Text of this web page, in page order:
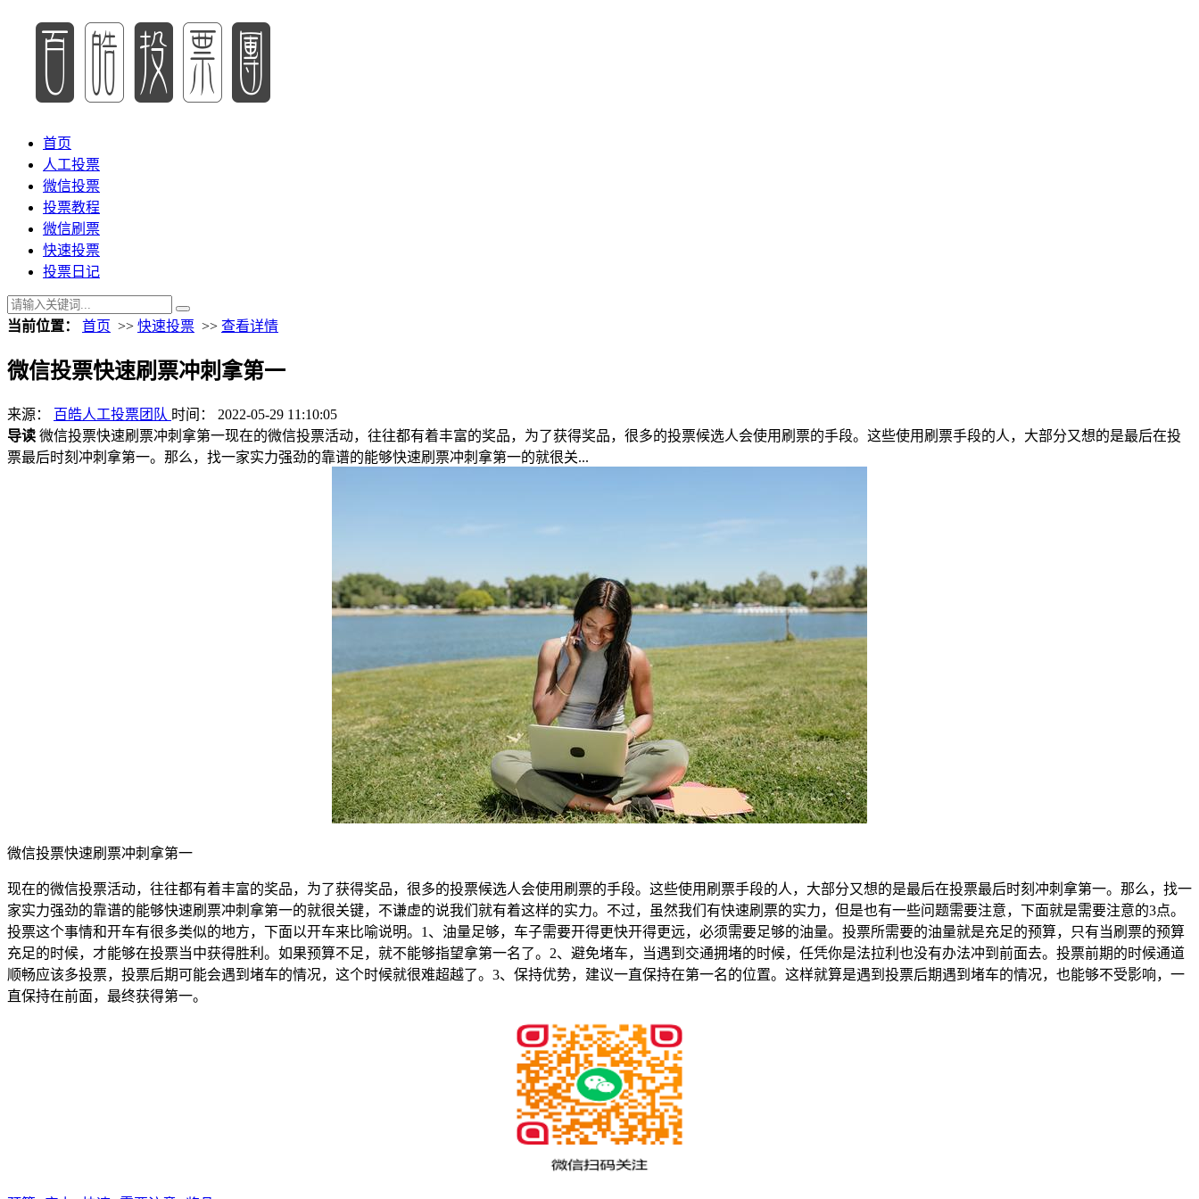
首页
人工投票
微信投票
投票教程
微信刷票
快速投票
投票日记
当前位置： 首页 >> 快速投票 >> 查看详情
微信投票快速刷票冲刺拿第一
来源： 百皓人工投票团队 时间： 2022-05-29 11:10:05
导读 微信投票快速刷票冲刺拿第一现在的微信投票活动，往往都有着丰富的奖品，为了获得奖品，很多的投票候选人会使用刷票的手段。这些使用刷票手段的人，大部分又想的是最后在投
票最后时刻冲刺拿第一。那么，找一家实力强劲的靠谱的能够快速刷票冲刺拿第一的就很关...
微信投票快速刷票冲刺拿第一
现在的微信投票活动，往往都有着丰富的奖品，为了获得奖品，很多的投票候选人会使用刷票的手段。这些使用刷票手段的人，大部分又想的是最后在投票最后时刻冲刺拿第一。那么，找一
家实力强劲的靠谱的能够快速刷票冲刺拿第一的就很关键，不谦虚的说我们就有着这样的实力。不过，虽然我们有快速刷票的实力，但是也有一些问题需要注意，下面就是需要注意的3点。
投票这个事情和开车有很多类似的地方，下面以开车来比喻说明。1、油量足够，车子需要开得更快开得更远，必须需要足够的油量。投票所需要的油量就是充足的预算，只有当刷票的预算
充足的时候，才能够在投票当中获得胜利。如果预算不足，就不能够指望拿第一名了。2、避免堵车，当遇到交通拥堵的时候，任凭你是法拉利也没有办法冲到前面去。投票前期的时候通道
顺畅应该多投票，投票后期可能会遇到堵车的情况，这个时候就很难超越了。3、保持优势，建议一直保持在第一名的位置。这样就算是遇到投票后期遇到堵车的情况，也能够不受影响，一
直保持在前面，最终获得第一。